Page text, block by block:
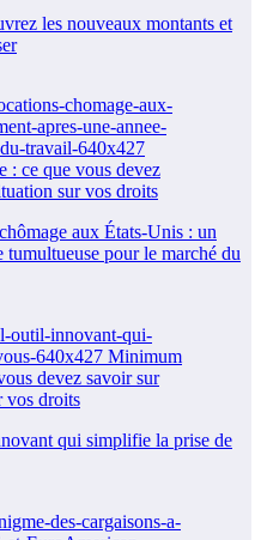
les nouveaux montants et
aux États-Unis : un
tumultueuse pour le marché du
qui simplifie la prise de